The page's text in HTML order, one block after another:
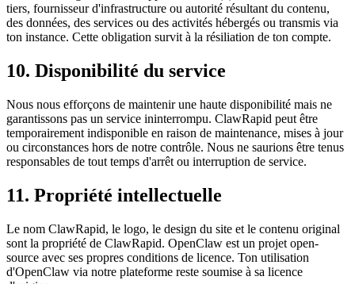
tiers, fournisseur d'infrastructure ou autorité résultant du contenu,
des données, des services ou des activités hébergés ou transmis via
ton instance. Cette obligation survit à la résiliation de ton compte.
10. Disponibilité du service
Nous nous efforçons de maintenir une haute disponibilité mais ne
garantissons pas un service ininterrompu. ClawRapid peut être
temporairement indisponible en raison de maintenance, mises à jour
ou circonstances hors de notre contrôle. Nous ne saurions être tenus
responsables de tout temps d'arrêt ou interruption de service.
11. Propriété intellectuelle
Le nom ClawRapid, le logo, le design du site et le contenu original
sont la propriété de ClawRapid. OpenClaw est un projet open-
source avec ses propres conditions de licence. Ton utilisation
d'OpenClaw via notre plateforme reste soumise à sa licence